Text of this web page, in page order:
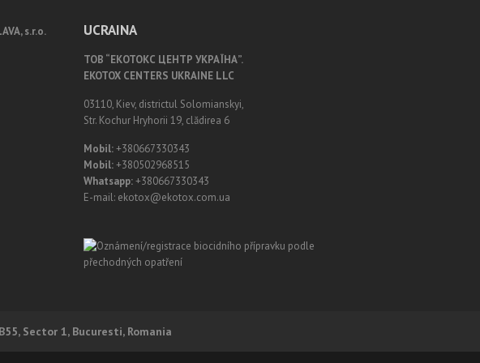
s.r.o. UCRAINA
ТОВ “ЕКОТОКС ЦЕНТР УКРАЇНА”.
EKOTOX CENTERS UKRAINE LLC
03110, Kiev, districtul Solomianskyi,
Str. Kochur Hryhorii 19, clădirea 6
Mobil:+380667330343
Mobil:+380502968515
Whatsapp:+380667330343
E-mail: ekotox@ekotox.com.ua
Sector 1, Bucuresti, Romania